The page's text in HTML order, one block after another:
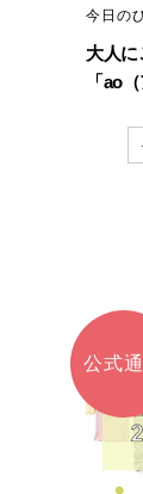
今日の
大人に
「ao
公式